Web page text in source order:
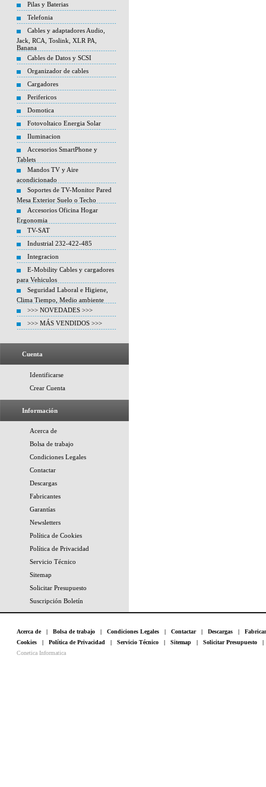
Pilas y Baterias
Telefonia
Cables y adaptadores Audio,
Jack, RCA, Toslink, XLR PA,
Banana
Cables de Datos y SCSI
Organizador de cables
Cargadores
Perifericos
Domotica
Fotovoltaico Energia Solar
Iluminacion
Accesorios SmartPhone y
Tablets
Mandos TV y Aire
acondicionado
Soportes de TV-Monitor Pared
Mesa Exterior Suelo o Techo
Accesorios Oficina Hogar
Ergonomia
TV-SAT
Industrial 232-422-485
Integracion
E-Mobility Cables y cargadores
para Vehiculos
Seguridad Laboral e Higiene,
Clima Tiempo, Medio ambiente
>>> NOVEDADES >>>
>>> MÁS VENDIDOS >>>
Cuenta
Identificarse
Crear Cuenta
Información
Acerca de
Bolsa de trabajo
Condiciones Legales
Contactar
Descargas
Fabricantes
Garantías
Newsletters
Política de Cookies
Política de Privacidad
Servicio Técnico
Sitemap
Solicitar Presupuesto
Suscripción Boletín
Acerca de| Bolsa de trabajo | Condiciones Legales | Contactar| Descargas |
Cookies | Política de Privacidad | Servicio Técnico | Sitemap | Solicitar Presupuesto
Conetica Informatica